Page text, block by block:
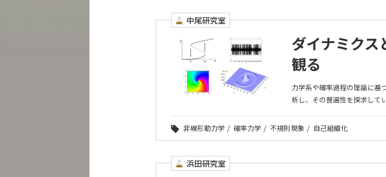
中尾研究室
ダイナミクス
観る
力学系や確率過程の理論に基
析し、その普遍性を探求してい
非線形動力学 確率力学 不規則現象 自己組織化
浜田研究室